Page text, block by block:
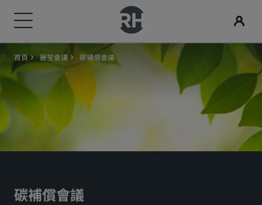
我們的品牌
Radisson Hotels 品牌
Radisson Collection
尋找您的酒店
目的地
機場酒店
會議與活動
探索 Radisson Meetings
預訂會議空間
活動目的地
搜尋航班
搜尋航班
用餐
搜尋餐廳
數位服務
Radisson Hotels APP
酒店優惠
探索優惠折扣
首次預訂？
事先預訂
旅行創意
適合家庭的酒店
環保酒店
Radisson Rewards
探索麗賞會
如何賺取積分
首頁 麗笙會議 碳補償會議
碳補償會議